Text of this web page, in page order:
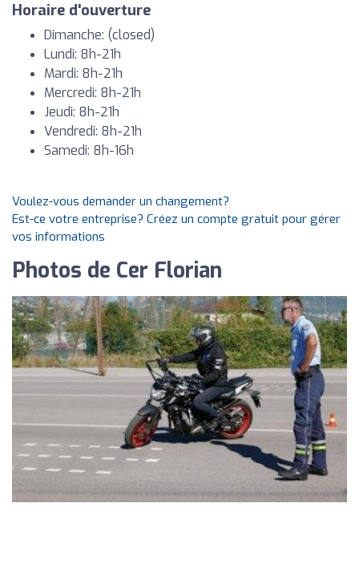
Horaire d'ouverture
Dimanche: (closed)
Lundi: 8h-21h
Mardi: 8h-21h
Mercredi: 8h-21h
Jeudi: 8h-21h
Vendredi: 8h-21h
Samedi: 8h-16h
Voulez-vous demander un changement?
Est-ce votre entreprise? Créez un compte gratuit pour gérer
vos informations
Photos de Cer Florian